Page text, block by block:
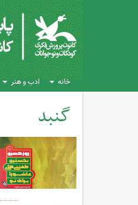
خانه ادب و هنر
گنبد
کل اخبار:109